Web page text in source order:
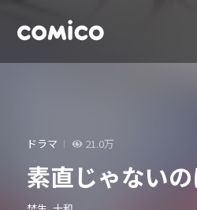
ドラマ 21.0万
素直じゃない